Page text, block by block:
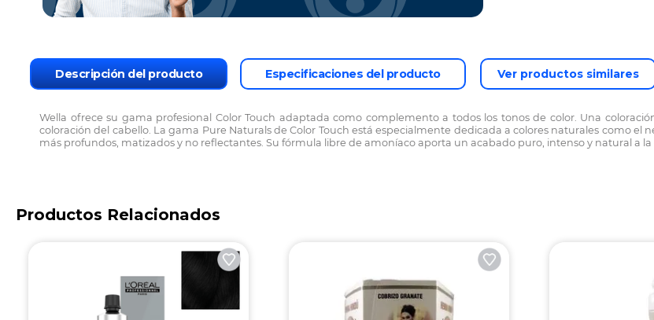
Descripción del producto Especificaciones del producto Ver productos similares
Wella ofrece su gama profesional Color Touch adaptada como complemento a todos los tonos de color. Una
coloración del cabello. La gama Pure Naturals de Color Touch está especialmente dedicada a colores naturales como
más profundos, matizados y no reflectantes. Su fórmula libre de amoníaco aporta un acabado puro, intenso y natural a la
Productos Relacionados